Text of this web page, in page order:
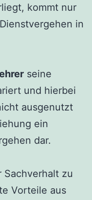
kommt nur
in
seine
und hierbei
ausgenutzt
ein
dar.
Sachverhalt zu
Vorteile aus